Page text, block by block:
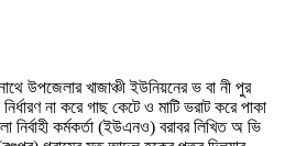
উপজেলার খাজাঞ্চী ইউনিয়নের ভ বা নী পুর
না করে গাছ কেটে ও মাটি ভরাট করে পাকা
নির্বাহী কর্মকর্তা (ইউএনও) বরাবর লিখিত অ ভি